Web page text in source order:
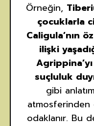
Örneğin,
çocuklarla
Caligula’nın
ilişki
suçluluk
gibi
atmosferinden
odaklanır. Bu